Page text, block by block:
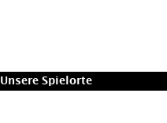
Unsere Spielorte